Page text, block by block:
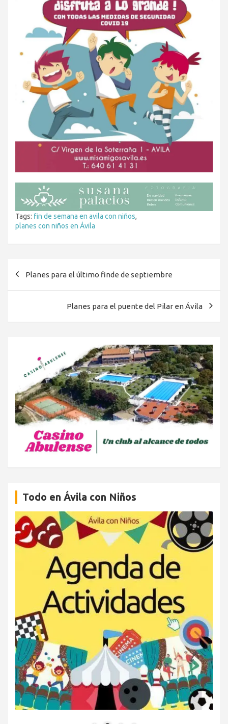
Tags: fin de semana en avila con niños,
planes con niños en Ávila
Planes para el último finde de septiembre
Planes para el puente del Pilar en Ávila
Todo en Ávila con Niños